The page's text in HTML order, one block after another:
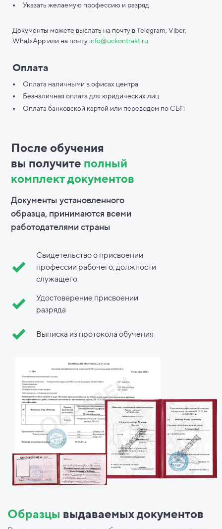
Указать желаемую профессию и разряд
Документы можете выслать на почту в Telegram, Viber,
WhatsApp или на почту info@uckontrakt.ru
Оплата
Оплата наличными в офисах центра
Безналичная оплата для юридических лиц
Оплата банковской картой или переводом по СБП
После обучения
вы получите полный
комплект документов
Документы установленного
образца, принимаются всеми
работодателями страны
Свидетельство о присвоении
профессии рабочего, должности
служащего
Удостоверение присвоении
разряда
Выписка из протокола обучения
Образцы выдаваемых документов